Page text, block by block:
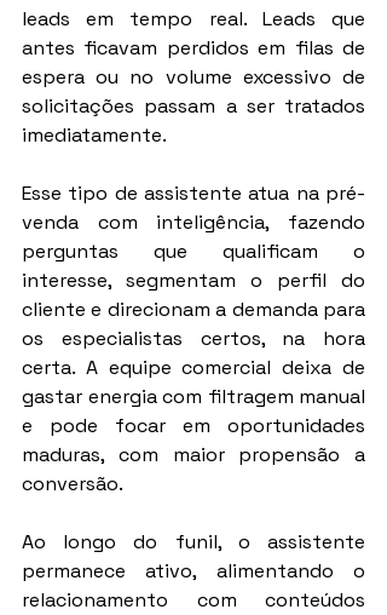
leads em tempo real. Leads que
antes ficavam perdidos em filas de
espera ou no volume excessivo de
solicitações passam a ser tratados
imediatamente.
Esse tipo de assistente atua na pré-
venda com inteligência, fazendo
perguntas que qualificam o
interesse, segmentam o perfil do
cliente e direcionam a demanda para
os especialistas certos, na hora
certa. A equipe comercial deixa de
gastar energia com filtragem manual
e pode focar em oportunidades
maduras, com maior propensão a
conversão.
Ao longo do funil, o assistente
permanece ativo, alimentando o
relacionamento com conteúdos